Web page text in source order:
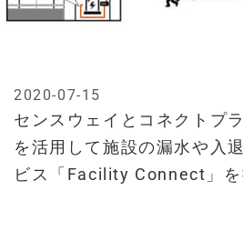
センスウェイとコネクトプ
を活用して施設の漏水や入
ビス「Facility Connect」を
2020-07-15